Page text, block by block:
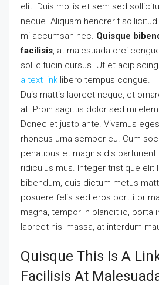
elit. Duis mollis et sem sed
neque. Aliquam hendrerit
mi accumsan nec. Quisque
facilisis , at malesuada orci
sollicitudin cursus. Ut et
a text link libero tempus congue.
Duis mattis laoreet neque, et
at. Proin sagittis dolor sed mi
Donec et justo ante. Vivamus
rhoncus urna semper eu. Cum
penatibus et magnis dis
ridiculus mus. Integer tristique elit
bibendum, quis dictum metus
posuere felis sed eros porttitor
magna, tempor in blandit id, porta
laoreet nisl massa, at interdum
Quisque This Is A
Facilisis At